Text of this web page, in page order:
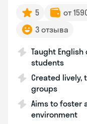
5 от
3 отзыва
Taught
students
Created
groups
Aims to foster
environment